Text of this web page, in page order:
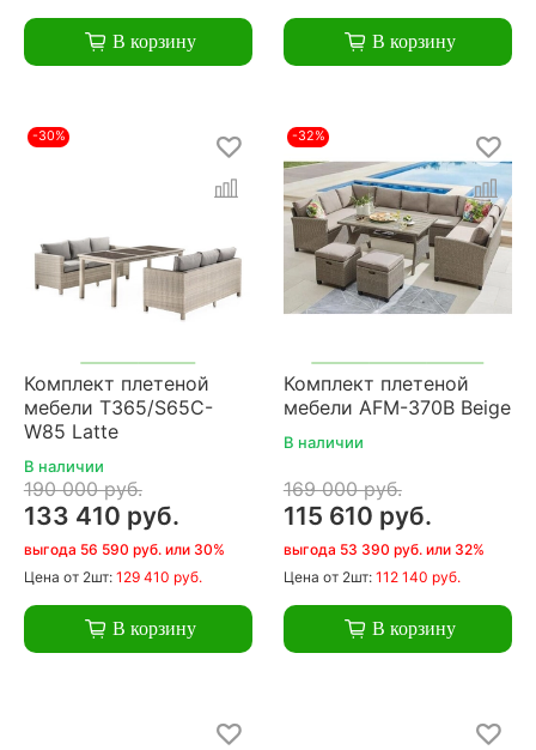
В корзину В корзину
-30%
Комплект плетеной
мебели T365/S65C-
W85 Latte
В наличии
190 000 руб.
133 410 руб.
выгода 56 590 руб. или 30%
Цена от 2шт: 129 410 руб.
В корзину
-32%
Комплект плетеной
мебели AFM-370B Beige
В наличии
169 000 руб.
115 610 руб.
выгода 53 390 руб. или 32%
Цена от 2шт: 112 140 руб.
В корзину